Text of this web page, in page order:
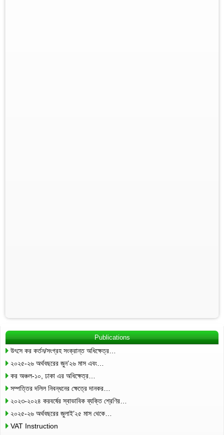
Publications
উৎসে কর কর্তন/সংগ্রহ সংক্রান্ত অধিক্ষেত্র…
২০২৫-২৬ অর্থবছরের জুন’২৬ মাস এবং…
কর অঞ্চল-১০, ঢাকা এর অধিক্ষেত্র…
সম্পত্তির দলিল নিবন্ধনের ক্ষেত্রে দানকর…
২০২৩-২০২৪ করবর্ষের স্বাভাবিক ব্যক্তি শ্রেণির…
২০২৫-২৬ অর্থবছরের জুলাই’২৫ মাস থেকে…
VAT Instruction